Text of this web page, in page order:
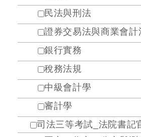
民法與刑法
證券交易法與商業會計
銀行實務
稅務法規
中級會計學
審計學
司法三等考試_法院書記